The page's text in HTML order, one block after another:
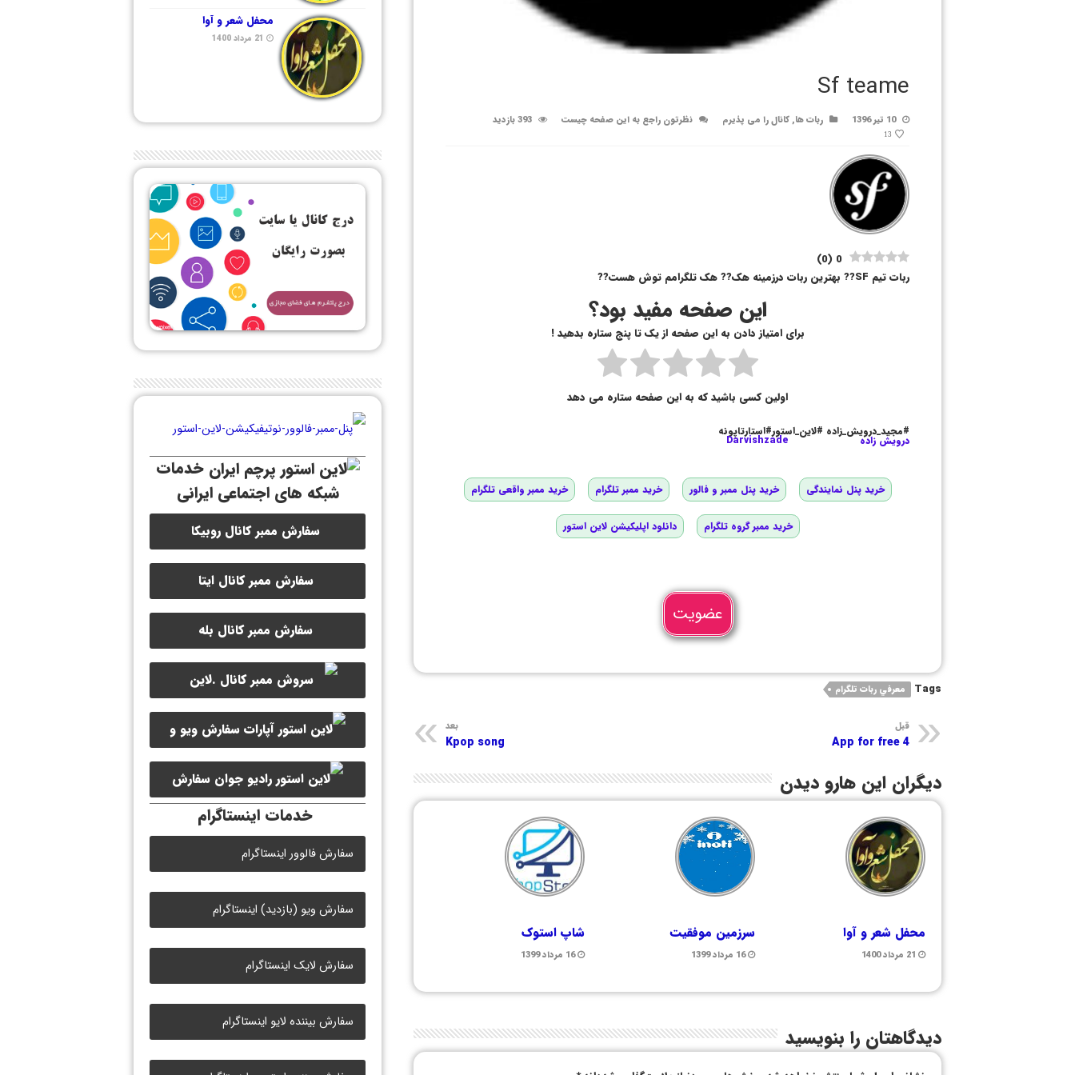
Sf teame
10 تیر 1396 ربات ها,کانال را می پذیرم نظرتون راجع به این صفحه چیست 393 بازدید
13
0
(
0
)
ربات تیم SF?? بهترین ربات درزمینه هک?? هک تلگرامم توش هست??
این صفحه مفید بود؟
برای امتیاز دادن به این صفحه از یک تا پنج ستاره بدهید !
اولین کسی باشید که به این صفحه ستاره می دهد
#مجید_درویش_زاده #لاین_استور#استارتاپونه
درویش زاده Darvishzade
خرید پنل نمایندگی خرید پنل ممبر و فالور خرید ممبر تلگرام خرید ممبر واقعی تلگرام
خرید ممبر گروه تلگرام دانلود اپلیکیشن لاین استور
عضویت
Tags معرفي ربات تلگرام
قبل
App for free 4
بعد
Kpop song
دیگران این هارو دیدن
محفل شعر و آوا
21 مرداد 1400
سرزمین موفقیت
16 مرداد 1399
شاپ استوک
16 مرداد 1399
دیدگاهتان را بنویسید
محفل شعر و آوا
21 مرداد 1400
خدمات
شبکه های اجتماعی ایرانی
سفارش ممبر کانال روبیکا
سفارش ممبر کانال ایتا
سفارش ممبر کانال بله
سفارش ممبر کانال سروش
سفارش ویو و
لایک ویدیو آپارات
سفارش
لایک رادیو جوان
خدمات اینستاگرام
سفارش فالوور اینستاگرام
سفارش ویو (بازدید) اینستاگرام
سفارش لایک اینستاگرام
سفارش بیننده لایو اینستاگرام